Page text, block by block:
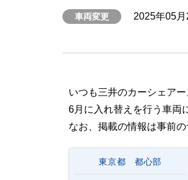
車両変更 2025年05月
いつも三井のカーシェア
6月に入れ替えを行う車両
なお、掲載の情報は事前
東京都 都心部